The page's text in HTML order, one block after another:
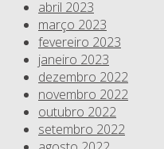
abril 2023
março 2023
fevereiro 2023
janeiro 2023
dezembro 2022
novembro 2022
outubro 2022
setembro 2022